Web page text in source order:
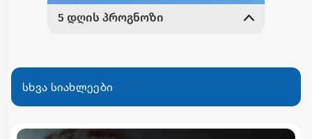
სხვა სიახლეები